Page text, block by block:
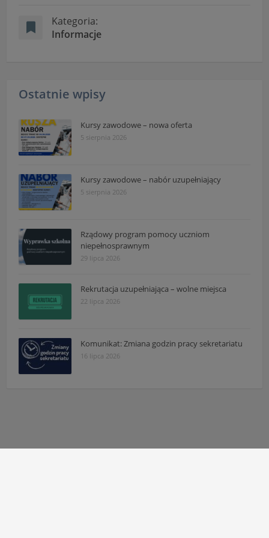
Kategoria:
Informacje
Ostatnie wpisy
Kursy zawodowe – nowa oferta
5 sierpnia 2026
Kursy zawodowe – nabór uzupełniający
5 sierpnia 2026
Rządowy program pomocy uczniom
niepełnosprawnym
29 lipca 2026
Rekrutacja uzupełniająca – wolne miejsca
22 lipca 2026
Komunikat: Zmiana godzin pracy sekretariatu
16 lipca 2026